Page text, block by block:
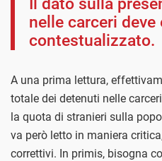
nelle carceri deve
contestualizzato.
A una prima lettura,
totale dei detenuti nelle
la quota di stranieri sulla
va però letto in maniera
correttivi. In primis, bisogna